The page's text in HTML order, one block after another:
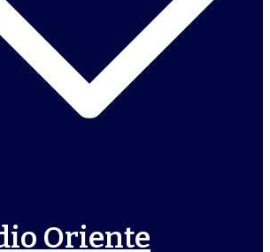
Oriente